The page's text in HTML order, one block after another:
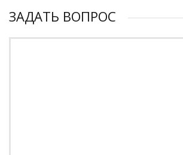
ЗАДАТЬ ВОПРОС